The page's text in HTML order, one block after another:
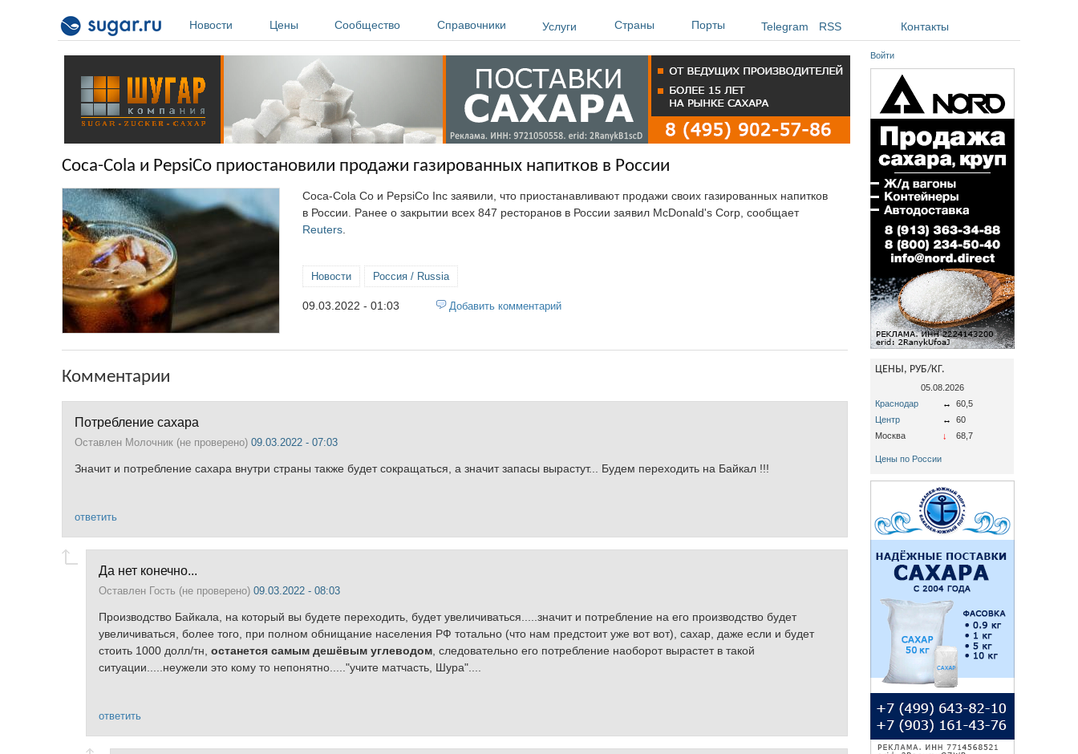
Новости
Цены Сообщество Справочники Услуги Страны Порты Telegram RSS Контакты
Coca-Cola и PepsiCo приостановили продажи газированных напитков в России
Coca-Cola Co и PepsiCo Inc заявили, что приостанавливают продажи своих газированных напитков
в России. Ранее о закрытии всех 847 ресторанов в России заявил McDonald's Corp, сообщает
Reuters
Новости Россия / Russia
09.03.2022 - 01:03 Добавить комментарий
Комментарии
Потребление сахара
Оставлен Молочник (не проверено) 09.03.2022 - 07:03
Значит и потребление сахара внутри страны также будет сокращаться, а значит запасы вырастут... Будем переходить на Байкал !!!
ответить
Да нет конечно...
Оставлен Гость (не проверено) 09.03.2022 - 08:03
Производство Байкала, на который вы будете переходить, будет увеличиваться.....значит и потребление на его производство будет
увеличиваться, более того, при полном обнищание населения РФ тотально (что нам предстоит уже вот вот), сахар, даже если и будет
стоить 1000 долл/тн, останется самым дешёвым углеводом, следовательно его потребление наоборот вырастет в такой
ситуации.....неужели это кому то непонятно....."учите матчасть, Шура"....
ответить
Войти
ЦЕНЫ, РУБ/КГ.
05.08.2026
Краснодар
↔
60,5
Центр
↔
60
Москва
↓ 68,7
Цены по России